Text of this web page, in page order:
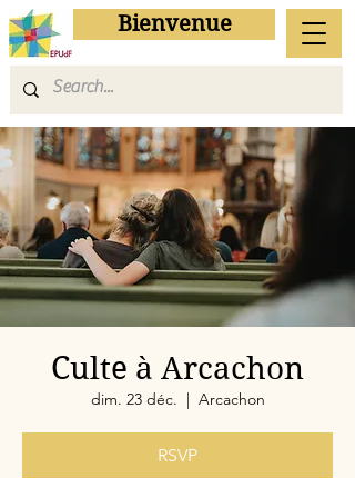
Bienvenue
Culte à Arcachon
dim. 23 déc.
  |
Arcachon
RSVP